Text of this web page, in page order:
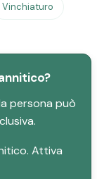
Vinchiaturo
persona può
Attiva